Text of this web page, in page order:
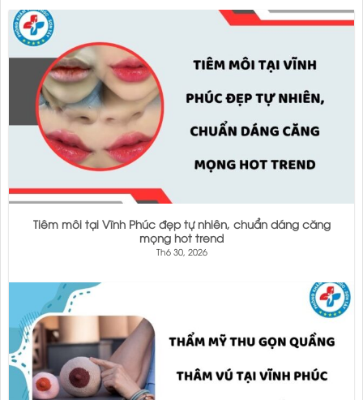
Tiêm môi tại Vĩnh Phúc đẹp tự nhiên, chuẩn dáng căng
mọng hot trend
Th6 30, 2026